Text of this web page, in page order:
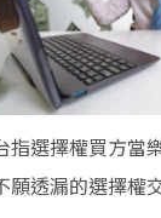
指選擇權買方當
願透漏的選擇權